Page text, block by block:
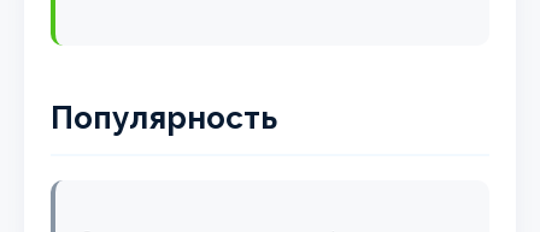
Популярность